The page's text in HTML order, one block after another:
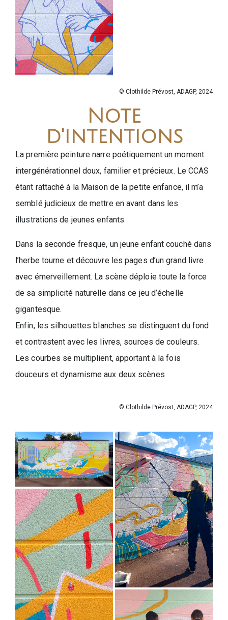
© Clothilde Prévost, ADAGP, 2024
Note
d'intentions
La première peinture narre poétiquement un moment
intergénérationnel doux, familier et précieux. Le CCAS
étant rattaché à la Maison de la petite enfance, il m’a
semblé judicieux de mettre en avant dans les
illustrations de jeunes enfants.
Dans la seconde fresque, un jeune enfant couché dans
l’herbe tourne et découvre les pages d’un grand livre
avec émerveillement. La scène déploie toute la force
de sa simplicité naturelle dans ce jeu d’échelle
gigantesque.
Enfin, les silhouettes blanches se distinguent du fond
et contrastent avec les livres, sources de couleurs.
Les courbes se multiplient, apportant à la fois
douceurs et dynamisme aux deux scènes
© Clothilde Prévost, ADAGP, 2024